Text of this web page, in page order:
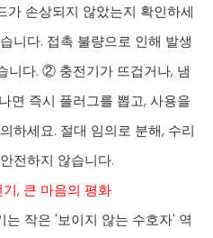
가 손상되지 않았는지 확인하세
니다. 접촉 불량으로 인해 발생
니다. ② 충전기가 뜨겁거나, 냄
면 즉시 플러그를 뽑고, 사용을
하세요. 절대 임의로 분해, 수리
전하지 않습니다.
, 큰 마음의 평화
작은 '보이지 않는 수호자' 역